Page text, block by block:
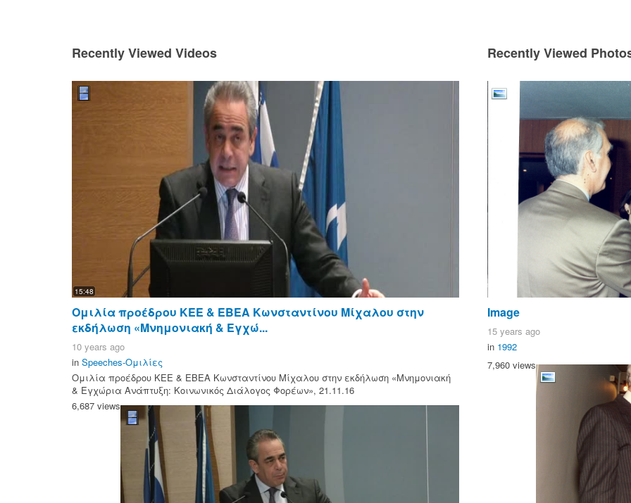
Recently Viewed Videos
15:48
Ομιλία προέδρου ΚΕΕ & ΕΒΕΑ Κωνσταντίνου Μίχαλου στην
εκδήλωση «Μνημονιακή & Εγχώ...
10 years ago
in Speeches-Ομιλίες
Ομιλία προέδρου ΚΕΕ & ΕΒΕΑ Κωνσταντίνου Μίχαλου στην εκδήλωση «Μνημονιακή
& Εγχώρια Ανάπτυξη: Κοινωνικός Διάλογος Φορέων», 21.11.16
6,687 views
Recently Viewed
Image
15 years ago
in 1992
7,960 views